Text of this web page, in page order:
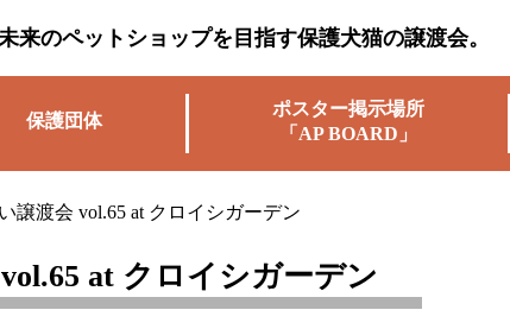
来のペットショップを目指す保護犬猫の譲渡会。
保護団体
ポスター掲示場所
「AP BOARD」
譲渡会 vol.65 at クロイシガーデン
at クロイシガーデン